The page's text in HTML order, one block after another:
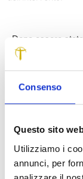
Consenso
Questo sito
Utilizziamo i
annunci, per
Dopo essere
soccorso, il
che – a sua volta
impegnati nelle
sviluppo del
monitoraggio dei